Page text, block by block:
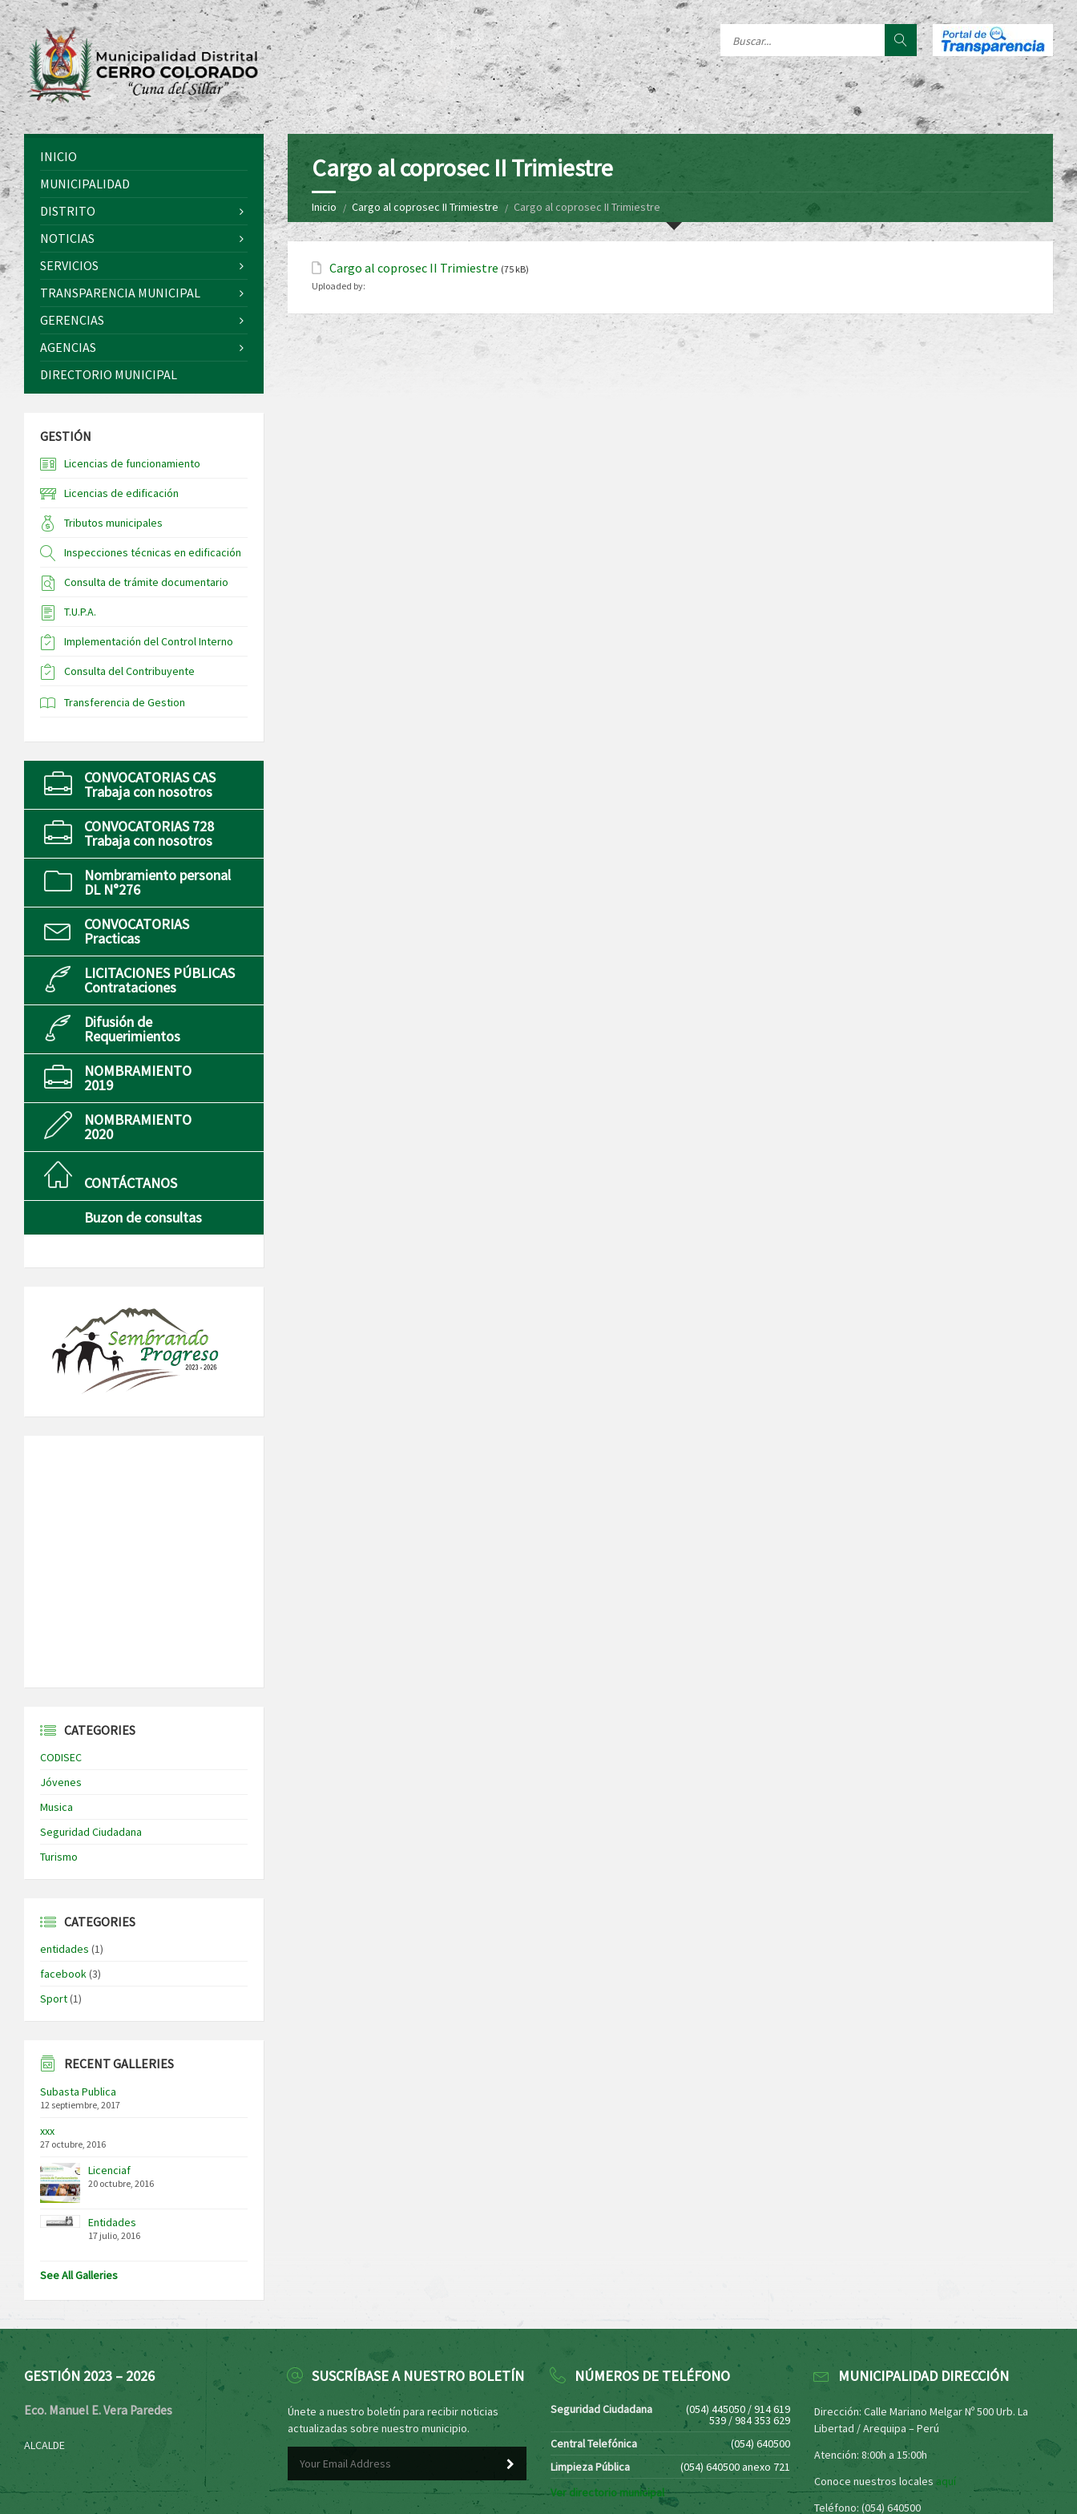
Cargo al coprosec II Trimiestre
Inicio Cargo al coprosec II Trimiestre Cargo al coprosec II Trimiestre
Cargo al coprosec II Trimiestre (75 kB)
Uploaded by:
INICIO
MUNICIPALIDAD
DISTRITO
NOTICIAS
SERVICIOS
TRANSPARENCIA MUNICIPAL
GERENCIAS
AGENCIAS
DIRECTORIO MUNICIPAL
GESTIÓN
Licencias de funcionamiento
Licencias de edificación
Tributos municipales
Inspecciones técnicas en edificación
Consulta de trámite documentario
T.U.P.A.
Implementación del Control Interno
Consulta del Contribuyente
Transferencia de Gestion
CONVOCATORIAS CAS
Trabaja con nosotros
CONVOCATORIAS 728
Trabaja con nosotros
Nombramiento personal
DL N°276
CONVOCATORIAS
Practicas
LICITACIONES PÚBLICAS
Contrataciones
Difusión de
Requerimientos
NOMBRAMIENTO
2019
NOMBRAMIENTO
2020
CONTÁCTANOS
Buzon de consultas
CATEGORIES
CODISEC
Jóvenes
Musica
Seguridad Ciudadana
Turismo
CATEGORIES
entidades (1)
facebook(3)
Sport(1)
RECENT GALLERIES
Subasta Publica
12 septiembre, 2017
xxx
27 octubre, 2016
Licenciaf
20 octubre, 2016
Entidades
17 julio, 2016
See All Galleries
GESTIÓN 2023 – 2026
Eco. Manuel E. Vera Paredes
ALCALDE
SUSCRÍBASE A NUESTRO BOLETÍN
Únete a nuestro boletín para recibir noticias
actualizadas sobre nuestro municipio.
NÚMEROS DE TELÉFONO
Seguridad Ciudadana (054) 445050 / 914 619
539 / 984 353 629
Central Telefónica
(054) 640500
Limpieza Pública
(054) 640500 anexo 721
Ver directorio municipal
MUNICIPALIDAD DIRECCIÓN
Dirección: Calle Mariano Melgar Nº 500 Urb. La
Libertad / Arequipa – Perú
Atención: 8:00h a 15:00h
Conoce nuestros locales aquí
Teléfono: (054) 640500